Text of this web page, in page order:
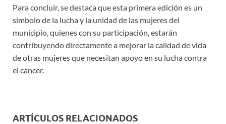
Para concluir, se destaca que esta primera edición es un
símbolo de la lucha y la unidad de las mujeres del
municipio, quienes con su participación, estarán
contribuyendo directamente a mejorar la calidad de vida
de otras mujeres que necesitan apoyo en su lucha contra
el cáncer.
ARTÍCULOS RELACIONADOS